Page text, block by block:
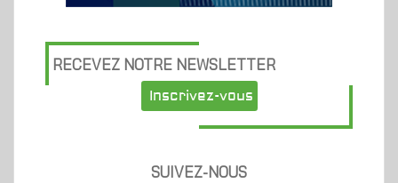
RECEVEZ NOTRE NEWSLETTER
Inscrivez-vous
SUIVEZ-NOUS